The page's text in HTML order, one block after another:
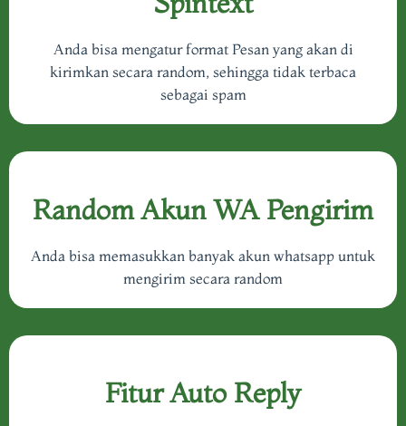
Anda bisa mengatur format Pesan yang akan di
kirimkan secara random, sehingga tidak terbaca
sebagai spam
Random Akun WA Pengirim
Anda bisa memasukkan banyak akun whatsapp untuk
mengirim secara random
Fitur Auto Reply